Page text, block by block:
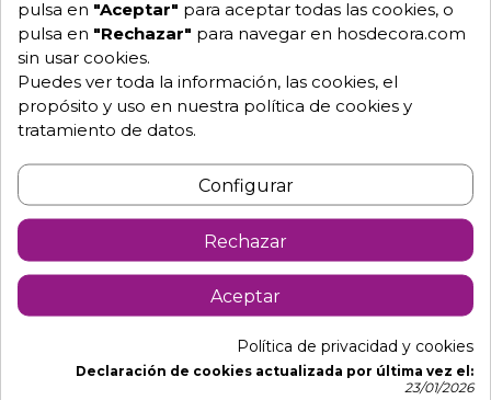
Material fabricado bajo pedido. (no se admiten
devoluciones).
Larguras disponibleas a elegir:
Fregadero de 100x55x85 con cubeta de 40x40x20
cm.
Fregadero de 120x55x85 con cubeta de 40x40x20
cm.
Fregadero de 140x55x85 con cubeta de 40x40x20
cm.
Ficha de Fregadero industrial
pulsa en "Aceptar" para aceptar todas las cookies, o
pulsa en "Rechazar" para navegar en hosdecora.com
sin usar cookies.
Puedes ver toda la información, las cookies, el
propósito y uso en nuestra política de cookies y
tratamiento de datos.
Configurar
Rechazar
Aceptar
Política de privacidad y cookies
Declaración de cookies actualizada por última vez el:
23/01/2026